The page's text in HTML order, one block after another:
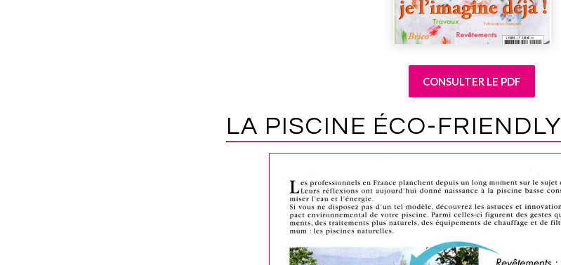
CONSULTER LE PDF
LA PISCINE ÉCO-FRIENDLY